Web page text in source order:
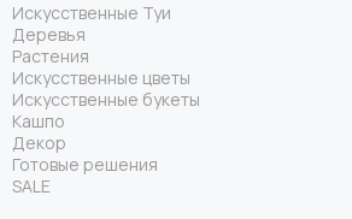
Искусственные Туи
Деревья
Растения
Искусственные цветы
Искусственные букеты
Кашпо
Декор
Готовые решения
SALE